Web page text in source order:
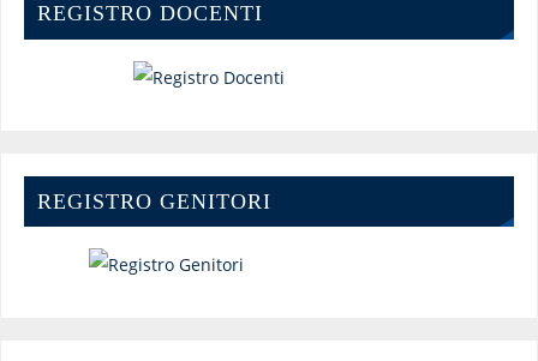
REGISTRO DOCENTI
REGISTRO GENITORI